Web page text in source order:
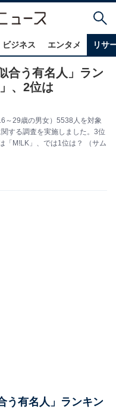
ビジネス エンタメ リサ
合う有名人」ラン
、2位は
～29歳の男女）5538人を対象
する調査を実施しました。3位
「M!LK」、では1位は？ （サム
う有名人」ランキン